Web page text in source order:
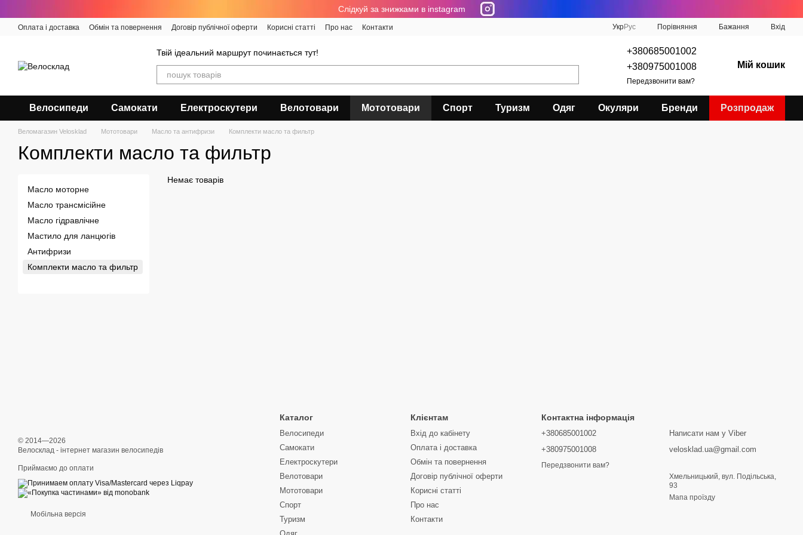
Cлідкуй за знижками в instagram
Оплата і доставка Обмін та повернення Договір публічної оферти Корисні статті Про нас Контакти УкрРус Порівняння Бажання Вхід
Твій ідеальний маршрут починається тут!
+380685001002
+380975001008
Передзвонити вам?
Мій кошик
Велосипеди Самокати Електроскутери Велотовари Мототовари Спорт Туризм Одяг Окуляри Бренди Розпродаж
Веломагазин Velosklad Мототовари Масло та антифризи Комплекти масло та фильтр
Комплекти масло та фильтр
Немає товарів
Масло моторне
Масло трансмісійне
Масло гідравлічне
Мастило для ланцюгів
Антифризи
Комплекти масло та фильтр
© 2014—2026
Велосклад - інтернет магазин велосипедів
Приймаємо до оплати
Мобільна версія
Каталог
Велосипеди
Самокати
Електроскутери
Велотовари
Мототовари
Спорт
Туризм
Клієнтам
Вхід до кабінету
Оплата і доставка
Обмін та повернення
Договір публічної оферти
Корисні статті
Про нас
Контакти
Контактна інформація
+380685001002
+380975001008
Передзвонити вам?
Написати нам у Viber
velosklad.ua@gmail.com
Хмельницький, вул. Подільська,
93
Мапа проїзду